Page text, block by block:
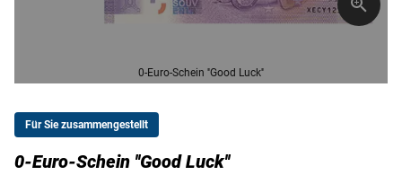
0-Euro-Schein ''Good Luck''
Für Sie zusammengestellt
0-Euro-Schein ''Good Luck''